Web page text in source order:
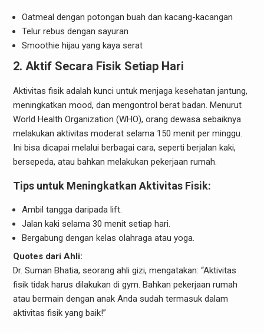
Oatmeal dengan potongan buah dan kacang-kacangan
Telur rebus dengan sayuran
Smoothie hijau yang kaya serat
2. Aktif Secara Fisik Setiap Hari
Aktivitas fisik adalah kunci untuk menjaga kesehatan jantung,
meningkatkan mood, dan mengontrol berat badan. Menurut
World Health Organization (WHO), orang dewasa sebaiknya
melakukan aktivitas moderat selama 150 menit per minggu.
Ini bisa dicapai melalui berbagai cara, seperti berjalan kaki,
bersepeda, atau bahkan melakukan pekerjaan rumah.
Tips untuk Meningkatkan Aktivitas Fisik:
Ambil tangga daripada lift.
Jalan kaki selama 30 menit setiap hari.
Bergabung dengan kelas olahraga atau yoga.
Quotes dari Ahli:
Dr. Suman Bhatia, seorang ahli gizi, mengatakan: “Aktivitas
fisik tidak harus dilakukan di gym. Bahkan pekerjaan rumah
atau bermain dengan anak Anda sudah termasuk dalam
aktivitas fisik yang baik!”